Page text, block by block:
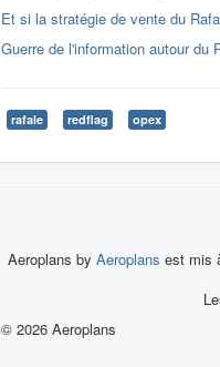
Et si la stratégie de vente du
Guerre de l'information autour du
rafale redflag opex
Aeroplans by Aeroplans est mis
© 2026 Aeroplans